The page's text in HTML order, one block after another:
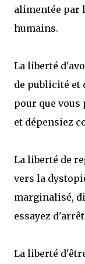
alimentée par
humains.
La liberté
de publicité et
pour que
et dépensiez
La liberté de
vers la
marginalisé,
essayez
La liberté